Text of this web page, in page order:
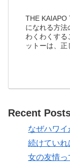
THE KAIAPO
になれる方法
わくわくする
ットーは、正
Recent
なぜハワ
続けていれ
女の友情っ